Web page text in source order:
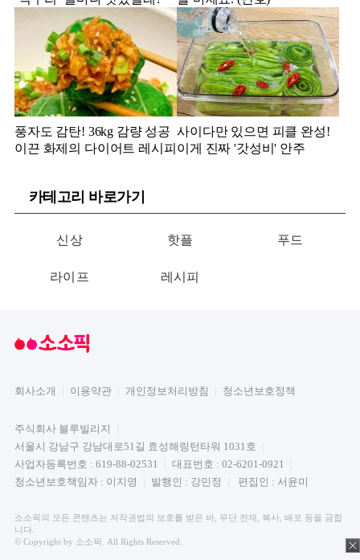
풍자도 감탄! 36kg 감량 성공
이끈 화제의 다이어트 레시피
사이다만 있으면 피클 완성!
이게 진짜 '갓성비' 안주
카테고리 바로가기
신상 핫플 푸드
라이프 레시피
회사소개 이용약관 개인정보처리방침 청소년보호정책
주식회사 블루빌리지
서울시 강남구 강남대로51길 효성해링턴타워 1031호
사업자등록번호 : 619-88-02531
대표번호 : 02-6201-0921
청소년보호책임자 : 이지영
발행인 : 강민정 편집인 : 서윤미
소소픽의 모든 콘텐츠는 저작권법의 보호를 받은 바, 무단 전재, 복사, 배포 등을 금합
니다.
© Copyright by 소소픽. All Rights Reserved.